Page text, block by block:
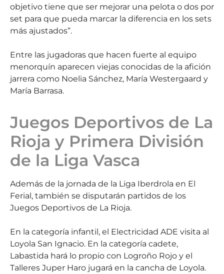
objetivo tiene que ser mejorar una pelota o dos por
set para que pueda marcar la diferencia en los sets
más ajustados”.
Entre las jugadoras que hacen fuerte al equipo
menorquín aparecen viejas conocidas de la afición
jarrera como Noelia Sánchez, María Westergaard y
María Barrasa.
Juegos Deportivos de La
Rioja y Primera División
de la Liga Vasca
Además de la jornada de la Liga Iberdrola en El
Ferial, también se disputarán partidos de los
Juegos Deportivos de La Rioja.
En la categoría infantil, el Electricidad ADE visita al
Loyola San Ignacio. En la categoría cadete,
Labastida hará lo propio con Logroño Rojo y el
Talleres Juper Haro jugará en la cancha de Loyola.